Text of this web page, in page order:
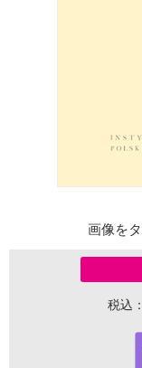
画像を
税込：